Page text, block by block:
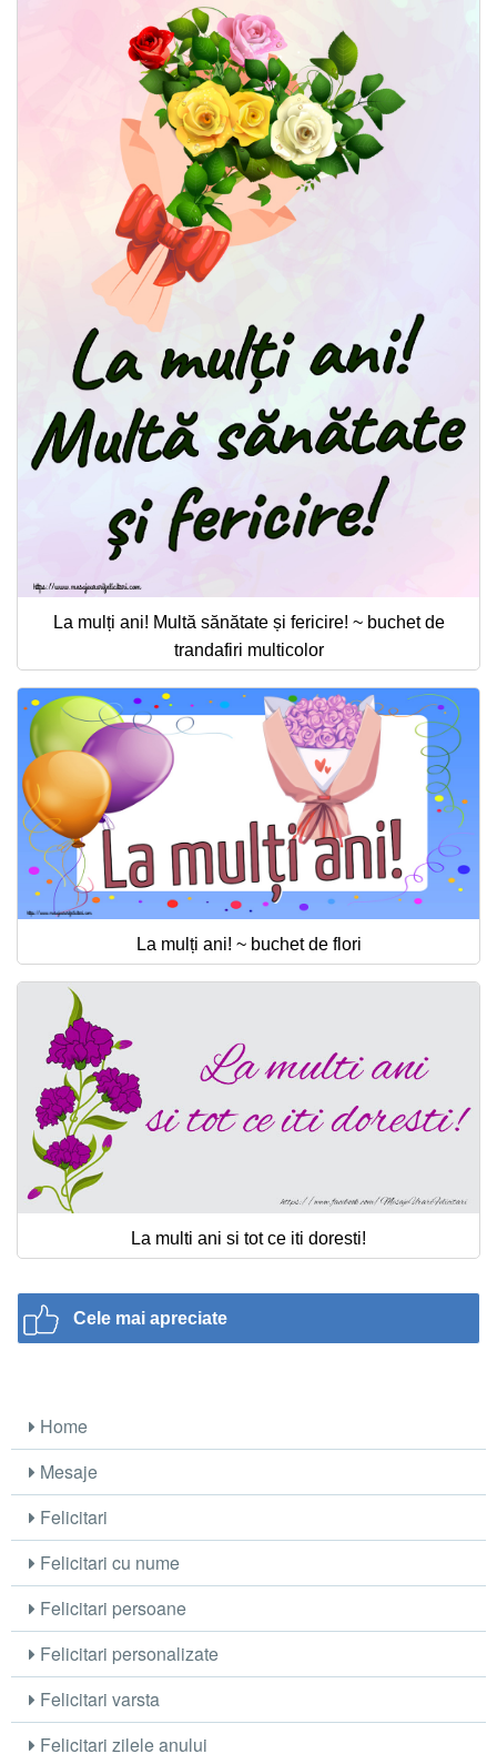
La mulți ani! Multă sănătate și fericire! ~ buchet de
trandafiri multicolor
La mulți ani! ~ buchet de flori
La multi ani si tot ce iti doresti!
Cele mai apreciate
Home
Mesaje
Felicitari
Felicitari cu nume
Felicitari persoane
Felicitari personalizate
Felicitari varsta
Felicitari zilele anului